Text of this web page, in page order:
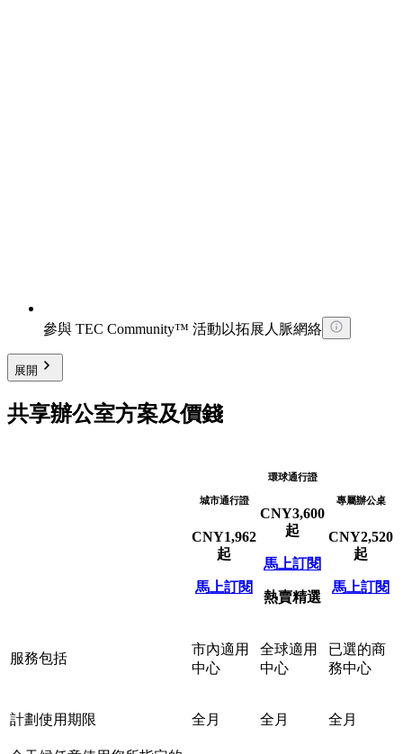
參與 TEC Community™ 活動以拓展人脈網絡
展開
共享辦公室方案及價錢
城市通行證
CNY1,962
起
馬上訂閱
環球通行證
CNY3,600
起
馬上訂閱
熱賣精選
專屬辦公桌
CNY2,520
起
馬上訂閱
服務包括
市內適用
中心
全球適用
中心
已選的商
務中心
計劃使用期限 全月 全月 全月